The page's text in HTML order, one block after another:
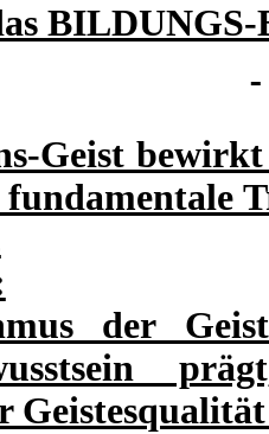
Geist
der